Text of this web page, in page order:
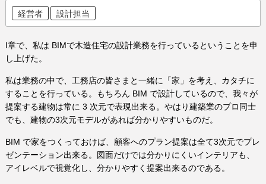
経営者 設計担当
I章で、私は BIMで木造住宅の設計業務を行っているということを申
し上げた。
私は業務の中で、工務店の皆さまと一緒に「家」を考え、カタチに
することを行っている。もちろん BIM で設計しているので、我々が
提案する建物は常に 3 次元で表現出来る。やはり建築業のプロ同士
でも、建物の3次元モデルがあれば分かりやすいものだ。
BIM で家をつくっておけば、顧客へのプラン提案は全て3次元でプレ
ゼンテーション出来る。図面だけでは分かりにくいインテリアも、
アイレベルで視覚化し、分かりやすく提案出来るのである。